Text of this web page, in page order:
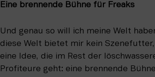
Eine brennende Bühne für Freaks
Und genau so will ich meine Welt
diese Welt bietet mir kein
eine Idee, die im Rest der
Profiteure geht: eine brennende